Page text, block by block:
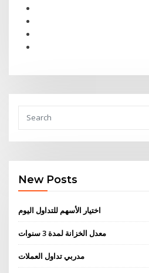
New Posts
اختيار الأسهم للتداول اليوم
معدل الخزانة لمدة 3 سنوات
مدربي تداول العملات